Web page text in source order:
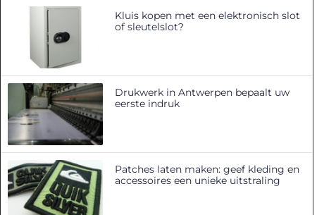
Kluis kopen met een elektronisch slot
of sleutelslot?
Drukwerk in Antwerpen bepaalt uw
eerste indruk
Patches laten maken: geef kleding en
accessoires een unieke uitstraling